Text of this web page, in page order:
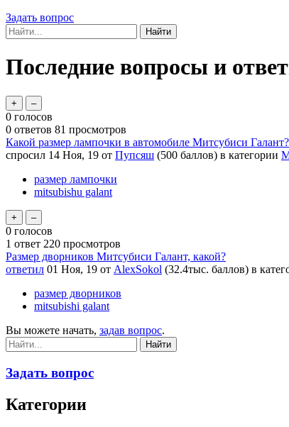
Задать вопрос
Последние вопросы и
0 голосов
0 ответов 81 просмотров
Какой размер лампочки в автомобиле Митсубиси Галант?
спросил 14 Ноя, 19 от Пупсяш (500 баллов) в категории
размер лампочки
mitsubishu galant
0 голосов
1 ответ 220 просмотров
Размер дворников Митсубиси Галант, какой?
ответил 01 Ноя, 19 от AlexSokol (32.4тыс. баллов) в
размер дворников
mitsubishi galant
Вы можете начать, задав вопрос.
Задать вопрос
Категории